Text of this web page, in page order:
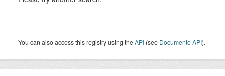
You can also access this registry using theAPI (see Documente API).